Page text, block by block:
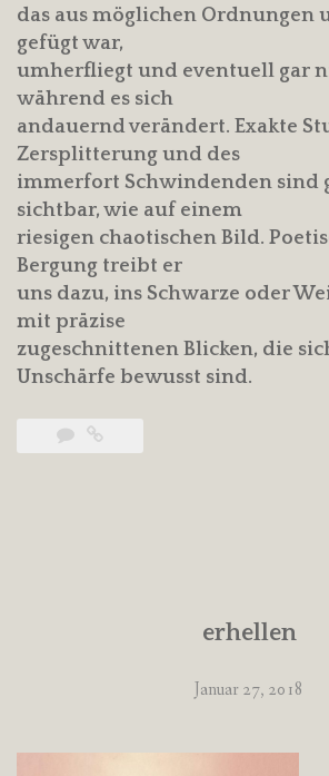
das aus möglichen Ordnungen
gefügt war,
umherfliegt und eventuell gar
während es sich
andauernd verändert. Exakte
Zersplitterung und des
immerfort Schwindenden sind
sichtbar, wie auf einem
riesigen chaotischen Bild.
Bergung treibt er
uns dazu, ins Schwarze oder
mit präzise
zugeschnittenen Blicken, die
Unschärfe bewusst sind.
erhellen
Januar 27, 2018